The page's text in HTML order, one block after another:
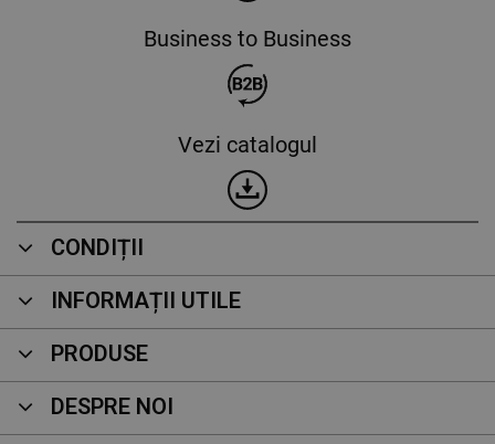
Business to Business
Vezi catalogul
CONDIȚII
INFORMAȚII UTILE
PRODUSE
DESPRE NOI